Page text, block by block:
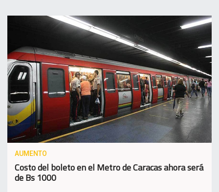
AUMENTO
Costo del boleto en el Metro de Caracas ahora será
de Bs 1000